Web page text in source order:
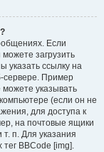
Если
загрузить
указать ссылку на
сервере. Пример
указывать
(если он не
для доступа к
на почтовые ящики
п. Для указания
BBCode [img].